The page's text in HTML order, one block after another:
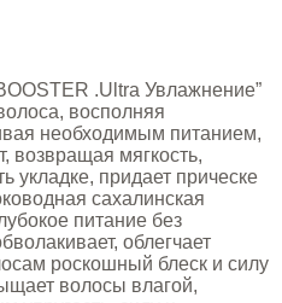
.Ultra Увлажнение”
восполняя
необходимым питанием,
возвращая мягкость,
укладке, придает прическе
сахалинская
питание без
облегчает
роскошный блеск и силу
волосы влагой,